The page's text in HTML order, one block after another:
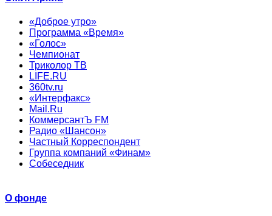
«Доброе утро»
Программа «Время»
«Голос»
Чемпионат
Триколор ТВ
LIFE.RU
360tv.ru
«Интерфакс»
Mail.Ru
КоммерсантЪ FM
Радио «Шансон»
Частный Корреспондент
Группа компаний «Финам»
Собеседник
О фонде